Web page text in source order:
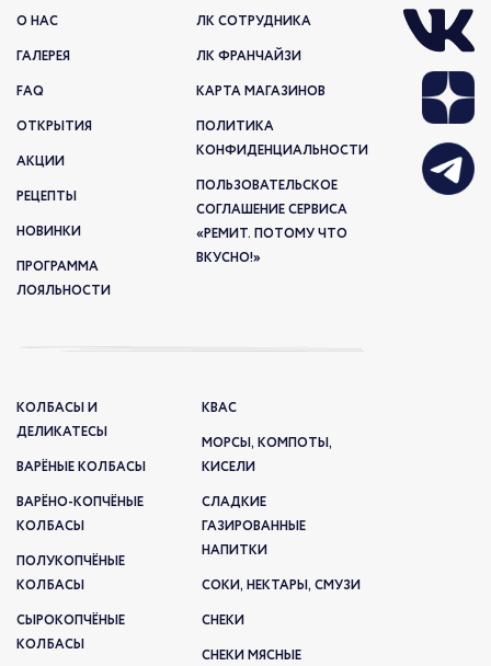
О НАС
ГАЛЕРЕЯ
FAQ
ОТКРЫТИЯ
АКЦИИ
РЕЦЕПТЫ
НОВИНКИ
ПРОГРАММА
ЛОЯЛЬНОСТИ
ЛК СОТРУДНИКА
ЛК ФРАНЧАЙЗИ
КАРТА МАГАЗИНОВ
ПОЛИТИКА
КОНФИДЕНЦИАЛЬНОСТИ
ПОЛЬЗОВАТЕЛЬСКОЕ
СОГЛАШЕНИЕ СЕРВИСА
«РЕМИТ. ПОТОМУ ЧТО
ВКУСНО!»
КОЛБАСЫ И
ДЕЛИКАТЕСЫ
ВАРЁНЫЕ КОЛБАСЫ
ВАРЁНО-КОПЧЁНЫЕ
КОЛБАСЫ
ПОЛУКОПЧЁНЫЕ
КОЛБАСЫ
СЫРОКОПЧЁНЫЕ
КОЛБАСЫ
КВАС
МОРСЫ, КОМПОТЫ,
КИСЕЛИ
СЛАДКИЕ
ГАЗИРОВАННЫЕ
НАПИТКИ
СОКИ, НЕКТАРЫ, СМУЗИ
СНЕКИ
СНЕКИ МЯСНЫЕ